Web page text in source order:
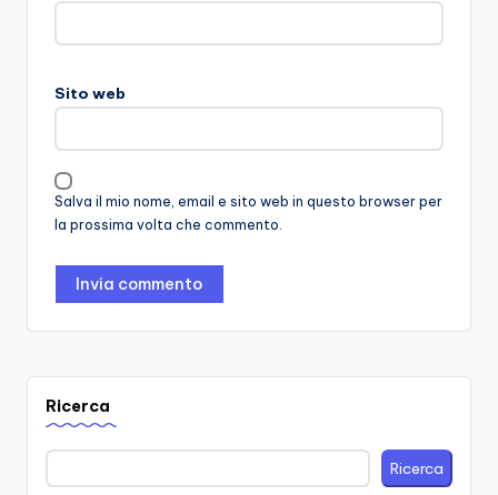
Sito web
Salva il mio nome, email e sito web in questo browser per
la prossima volta che commento.
Ricerca
Ricerca